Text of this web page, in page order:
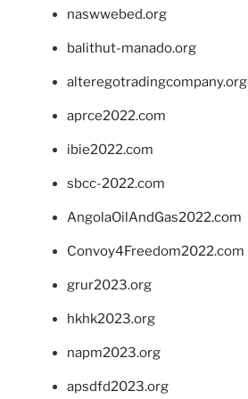
naswwebed.org
balithut-manado.org
alteregotradingcompany.org
aprce2022.com
ibie2022.com
sbcc-2022.com
AngolaOilAndGas2022.com
Convoy4Freedom2022.com
grur2023.org
hkhk2023.org
napm2023.org
apsdfd2023.org